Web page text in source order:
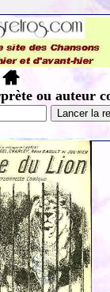
ou auteur